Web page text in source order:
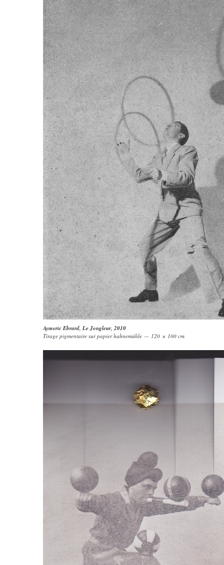
Aymeric Ebrard, Le Jongleur, 2010
Tirage pigmentaire sur papier hahnemühle — 120 × 100 cm